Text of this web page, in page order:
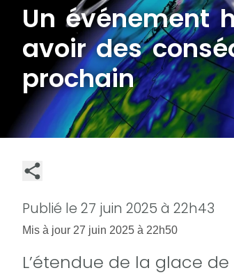
Un événement
avoir des
prochain
Publié le 27 juin 2025 à 22h43
Mis à jour 27 juin 2025 à 22h50
L’étendue de la glace